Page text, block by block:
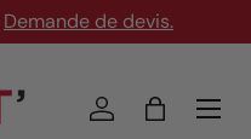
Demande de devis.
Se connecter
Panier
Menu